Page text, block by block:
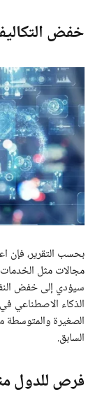
خفض
بحسب التقرير، فإن
مجالات مثل الخدمات
سيؤدي إلى خفض
الذكاء الاصطناعي
الصغيرة
السابق.
فرص للدول